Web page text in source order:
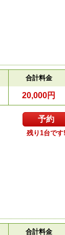
合計料金
20,000円
予約
残り1台です!
合計料金